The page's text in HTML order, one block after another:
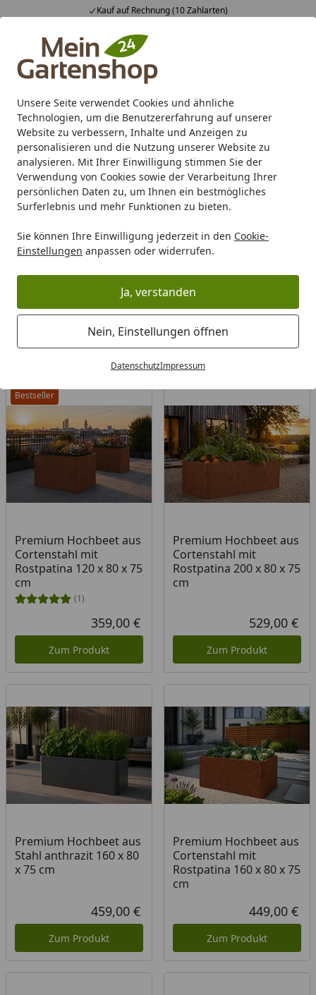
Unsere Seite verwendet Cookies und ähnliche
Technologien, um die Benutzererfahrung auf unserer
Website zu verbessern, Inhalte und Anzeigen zu
personalisieren und die Nutzung unserer Website zu
analysieren. Mit Ihrer Einwilligung stimmen Sie der
Verwendung von Cookies sowie der Verarbeitung Ihrer
persönlichen Daten zu, um Ihnen ein bestmögliches
Surferlebnis und mehr Funktionen zu bieten.
Sie können Ihre Einwilligung jederzeit in den Cookie-
Einstellungen anpassen oder widerrufen.
Ja, verstanden
Nein, Einstellungen öffnen
DatenschutzImpressum
Kauf auf Rechnung (10 Zahlarten)
Alle Produkte
Mein Konto
Suchen
Karibu Pools inkl. gratis Sandfilteranlage & Pool-
Starterset (Gesamtwert bis 468,99€)
Startseite
Marken DOMOselect
DOMOselect
Ihre Artikelübersicht
Filter / Sortierung
12 Artikel gefunden
Bestseller
Premium Hochbeet aus
Cortenstahl mit
Rostpatina 120 x 80 x 75
cm
(1)
Aktueller Preis
359,00 €
Zum Produkt
Premium Hochbeet aus
Cortenstahl mit
Rostpatina 200 x 80 x 75
cm
529,00 €
Zum Produkt
Premium Hochbeet aus
Stahl anthrazit 160 x 80
x 75 cm
Aktueller Preis
459,00 €
Zum Produkt
Premium Hochbeet aus
Cortenstahl mit
Rostpatina 160 x 80 x 75
cm
449,00 €
Zum Produkt